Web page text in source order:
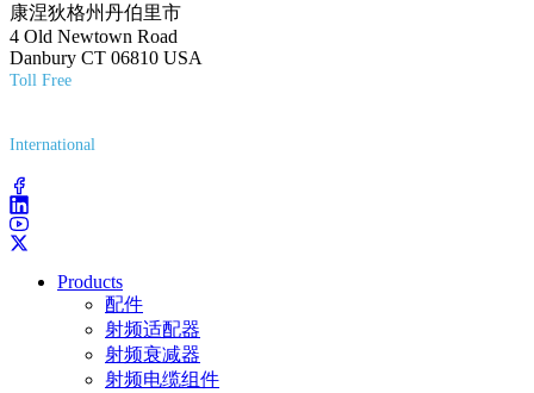
康涅狄格州丹伯里市
4 Old Newtown Road
Danbury CT 06810 USA
Toll Free
International
Products
配件
射频适配器
射频衰减器
射频电缆组件